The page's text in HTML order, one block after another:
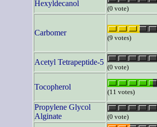
Hexyldecanol
(0 vote)
Carbomer
(9 votes)
Acetyl Tetrapeptide-5
(0 vote)
Tocopherol
(11 votes)
Propylene Glycol
Alginate
(0 vote)